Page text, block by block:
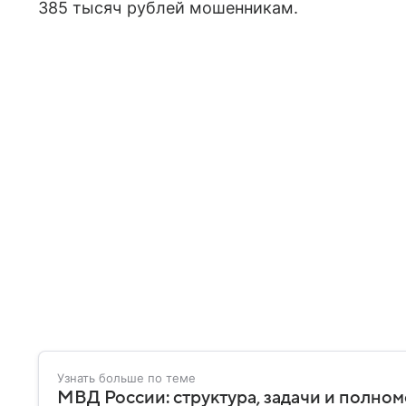
385 тысяч рублей мошенникам.
Узнать больше по теме
МВД России: структура, задачи и